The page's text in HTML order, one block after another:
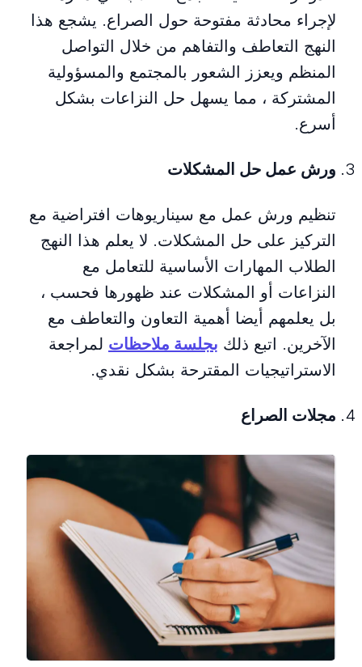
لإجراء محادثة مفتوحة حول الصراع. يشجع هذا
النهج التعاطف والتفاهم من خلال التواصل
المنظم ويعزز الشعور بالمجتمع والمسؤولية
المشتركة ، مما يسهل حل النزاعات بشكل
أسرع.
ورش عمل حل المشكلات
تنظيم ورش عمل مع سيناريوهات افتراضية مع
التركيز على حل المشكلات. لا يعلم هذا النهج
الطلاب المهارات الأساسية للتعامل مع
النزاعات أو المشكلات عند ظهورها فحسب ،
بل يعلمهم أيضا أهمية التعاون والتعاطف مع
الآخرين. اتبع ذلك بجلسة ملاحظات لمراجعة
الاستراتيجيات المقترحة بشكل نقدي.
مجلات الصراع